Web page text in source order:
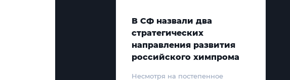
В СФ назвали два
стратегических
направления развития
российского химпрома
Несмотря на постепенное